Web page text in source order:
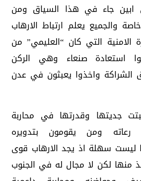
ابين جاء في هذا السياق ومن
والجميع يعلم ارتباط الارهاب
الامنية التي كان “العليمي” من
استعادة صنعاء وهي الركن
الشراكة واخذوا يعبثون في عدن
جديتها وقدرتها في محاربة
رعاته ومن يقومون بتدويره
ليست سهلة اذ يجد الارهاب قوى
منها لكن لا مجال له في الجنوب